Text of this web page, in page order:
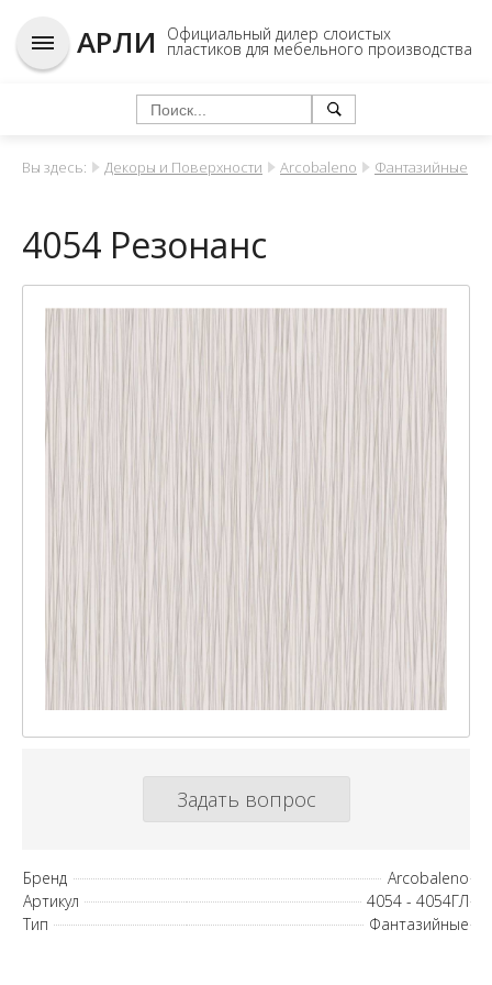
АРЛИ Официальный дилер слоистых
пластиков для мебельного производства
Вы здесь: Декоры и Поверхности Arcobaleno Фантазийные
4054 Резонанс
Задать вопрос
Бренд
Arcobaleno
Артикул
4054 - 4054ГЛ
Тип
Фантазийные